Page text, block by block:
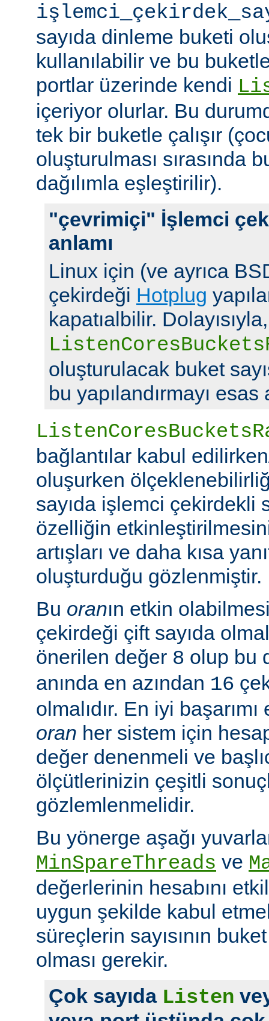
sayıda dinleme buketi
kullanılabilir ve bu
portlar üzerinde kendi
içeriyor olurlar. Bu
tek bir buketle çalışır
oluşturulması sırasında
dağılımla eşleştirilir).
"çevrimiçi" İşlemci
anlamı
Linux için (ve ayrıca
çekirdeği Hotplug
kapatıalbilir. Dolayısıyla,
oluşturulacak buket
bu yapılandırmayı esas
bağlantılar kabul
oluşurken
sayıda işlemci çekirdekli
özelliğin
artışları ve daha kısa
oluşturduğu gözlenmiştir.
Bu oranın etkin
çekirdeği çift sayıda
önerilen değer 8 olup bu
anında en azından 16
olmalıdır. En iyi
oran her sistem için
değer denenmeli ve
ölçütlerinizin çeşitli
gözlemlenmelidir.
Bu yönerge aşağı
MinSpareThreads ve
değerlerinin hesabını
uygun şekilde kabul
süreçlerin sayısının buket
olması gerekir.
Çok sayıda Listen